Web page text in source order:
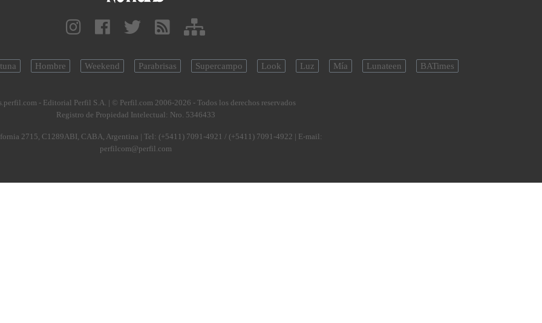
Hombre Weekend Parabrisas Supercampo Look Luz Mía Lunateen BATimes
- Editorial Perfil S.A. | © Perfil.com 2006-2026 - Todos los derechos reservados
Registro de Propiedad Intelectual: Nro. 5346433
2715, C1289ABI, CABA, Argentina | Tel: (+5411) 7091-4921 / (+5411) 7091-4922 | E-mail:
perfilcom@perfil.com